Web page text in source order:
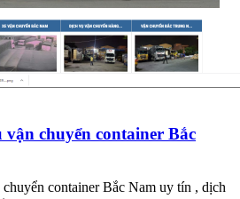
chuyển container Bắc
container Bắc Nam uy tín , dịch